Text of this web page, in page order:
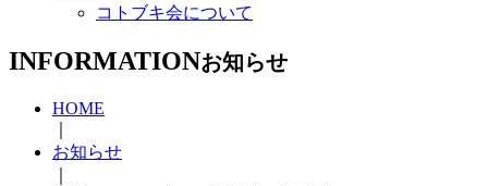
コトブキ会について
INFORMATIONお知らせ
HOME
お知らせ